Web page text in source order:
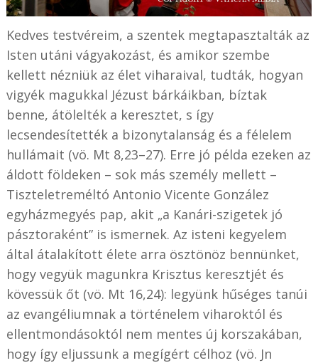
Kedves testvéreim, a szentek megtapasztalták az
Isten utáni vágyakozást, és amikor szembe
kellett nézniük az élet viharaival, tudták, hogyan
vigyék magukkal Jézust bárkáikban, bíztak
benne, átölelték a keresztet, s így
lecsendesítették a bizonytalanság és a félelem
hullámait (vö. Mt 8,23–27). Erre jó példa ezeken az
áldott földeken – sok más személy mellett –
Tiszteletreméltó Antonio Vicente González
egyházmegyés pap, akit „a Kanári-szigetek jó
pásztoraként” is ismernek. Az isteni kegyelem
által átalakított élete arra ösztönöz bennünket,
hogy vegyük magunkra Krisztus keresztjét és
kövessük őt (vö. Mt 16,24): legyünk hűséges tanúi
az evangéliumnak a történelem viharoktól és
ellentmondásoktól nem mentes új korszakában,
hogy így eljussunk a megígért célhoz (vö. Jn